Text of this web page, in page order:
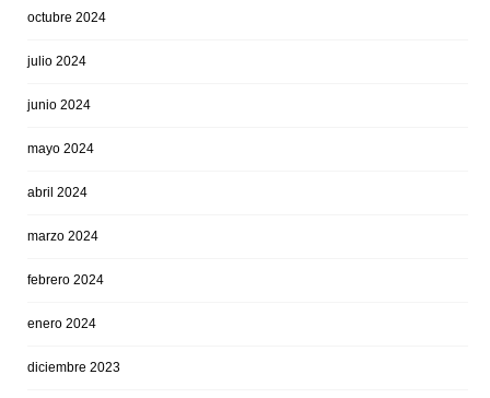
octubre 2024
julio 2024
junio 2024
mayo 2024
abril 2024
marzo 2024
febrero 2024
enero 2024
diciembre 2023